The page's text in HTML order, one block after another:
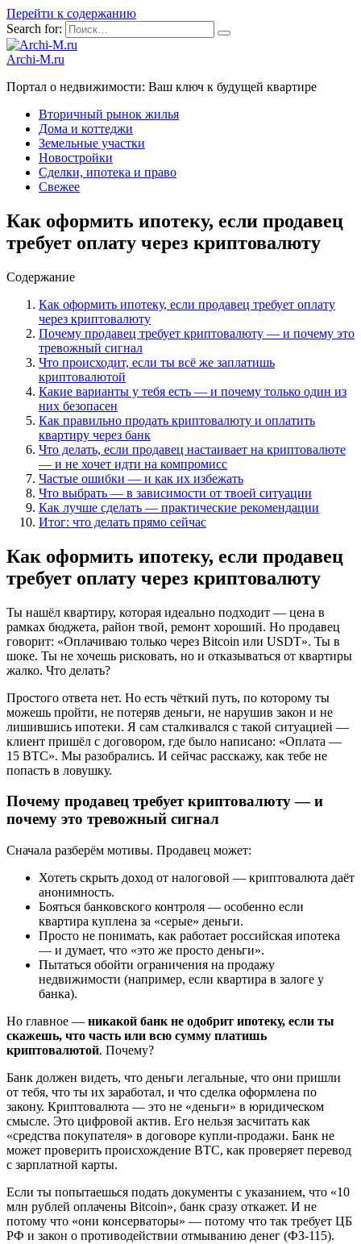
Перейти к содержанию
Search for:
Archi-M.ru
Портал о недвижимости: Ваш ключ к будущей квартире
Вторичный рынок жилья
Дома и коттеджи
Земельные участки
Новостройки
Сделки, ипотека и право
Свежее
Как оформить ипотеку, если продавец
требует оплату через криптовалюту
Содержание
Как оформить ипотеку, если продавец требует оплату
через криптовалюту
Почему продавец требует криптовалюту — и почему это
тревожный сигнал
Что происходит, если ты всё же заплатишь
криптовалютой
Какие варианты у тебя есть — и почему только один из
них безопасен
Как правильно продать криптовалюту и оплатить
квартиру через банк
Что делать, если продавец настаивает на криптовалюте
— и не хочет идти на компромисс
Частые ошибки — и как их избежать
Что выбрать — в зависимости от твоей ситуации
Как лучше сделать — практические рекомендации
Итог: что делать прямо сейчас
Как оформить ипотеку, если продавец
требует оплату через криптовалюту
Ты нашёл квартиру, которая идеально подходит — цена в
рамках бюджета, район твой, ремонт хороший. Но продавец
говорит: «Оплачиваю только через Bitcoin или USDT». Ты в
шоке. Ты не хочешь рисковать, но и отказываться от квартиры
жалко. Что делать?
Простого ответа нет. Но есть чёткий путь, по которому ты
можешь пройти, не потеряв деньги, не нарушив закон и не
лишившись ипотеки. Я сам сталкивался с такой ситуацией —
клиент пришёл с договором, где было написано: «Оплата —
15 BTC». Мы разобрались. И сейчас расскажу, как тебе не
попасть в ловушку.
Почему продавец требует криптовалюту — и
почему это тревожный сигнал
Сначала разберём мотивы. Продавец может:
Хотеть скрыть доход от налоговой — криптовалюта даёт
анонимность.
Бояться банковского контроля — особенно если
квартира куплена за «серые» деньги.
Просто не понимать, как работает российская ипотека
— и думает, что «это же просто деньги».
Пытаться обойти ограничения на продажу
недвижимости (например, если квартира в залоге у
банка).
Но главное — никакой банк не одобрит ипотеку, если ты
скажешь, что часть или всю сумму платишь
криптовалютой. Почему?
Банк должен видеть, что деньги легальные, что они пришли
от тебя, что ты их заработал, и что сделка оформлена по
закону. Криптовалюта — это не «деньги» в юридическом
смысле. Это цифровой актив. Его нельзя засчитать как
«средства покупателя» в договоре купли-продажи. Банк не
может проверить происхождение BTC, как проверяет перевод
с зарплатной карты.
Если ты попытаешься подать документы с указанием, что «10
млн рублей оплачены Bitcoin», банк сразу откажет. И не
потому что «они консерваторы» — потому что так требует ЦБ
РФ и закон о противодействии отмыванию денег (ФЗ-115).